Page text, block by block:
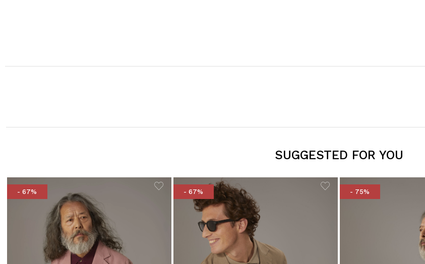
SUGGESTED FOR YOU
- 67% - 67% - 75%